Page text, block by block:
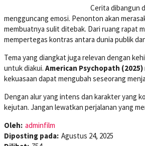
Cerita dibangun
mengguncang emosi. Penonton akan
membuatnya sulit ditebak. Dari ruang rapat
mempertegas kontras antara dunia publik
Tema yang diangkat juga relevan dengan
untuk diakui. American Psychopath (2025)
kekuasaan dapat mengubah seseorang
Dengan alur yang intens dan karakter yang
kejutan. Jangan lewatkan perjalanan yang
Oleh: adminfilm
Diposting pada: Agustus 24, 2025